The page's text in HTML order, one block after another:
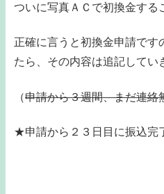
ついに写真ＡＣで初換金する
正確に言うと初換金申請です
たら、その内容は追記してい
（申請から３週間、まだ連絡
★申請から２３日目に振込完